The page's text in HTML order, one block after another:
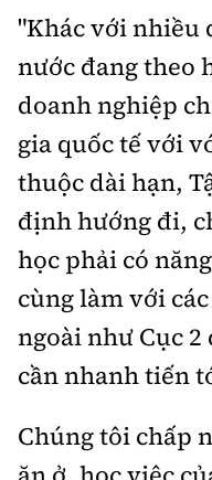
"Khác với nhiều
nước đang theo
doanh nghiệp
gia quốc tế với
thuộc dài hạn,
địnhhướng đi,
học phải có
cùng làm với
ngoài như Cục
cần nhanh tiến
Chúngtôi chấp